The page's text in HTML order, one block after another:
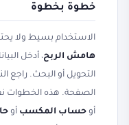
خطوة بخطوة
الاستخدام بسيط ولا
هامش الربح، أدخل
التحويل أو البحث. راجع
الصفحة. هذه الخطوات
أو حساب المكسب أو